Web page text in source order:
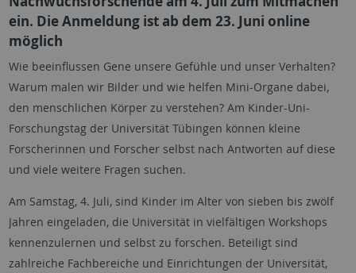
ein. Die Anmeldung ist ab dem 23. Juni online
möglich
Wie beeinflussen Gene unsere Gefühle und unser Verhalten?
Warum malen wir Bilder und wie helfen Mini-Organe dabei,
den menschlichen Körper zu verstehen? Am Kinder-Uni-
Forschungstag der Universität Tübingen können kleine
Forscherinnen und Forscher selbst nach Antworten auf diese
und viele weitere Fragen suchen.
Am Samstag, 4. Juli, sind Kinder im Alter von sieben bis zwölf
Jahren eingeladen, die Universität in vielfältigen Workshops
kennenzulernen und selbst zu forschen. Beteiligt sind
zahlreiche Fachbereiche und Einrichtungen der Universität,